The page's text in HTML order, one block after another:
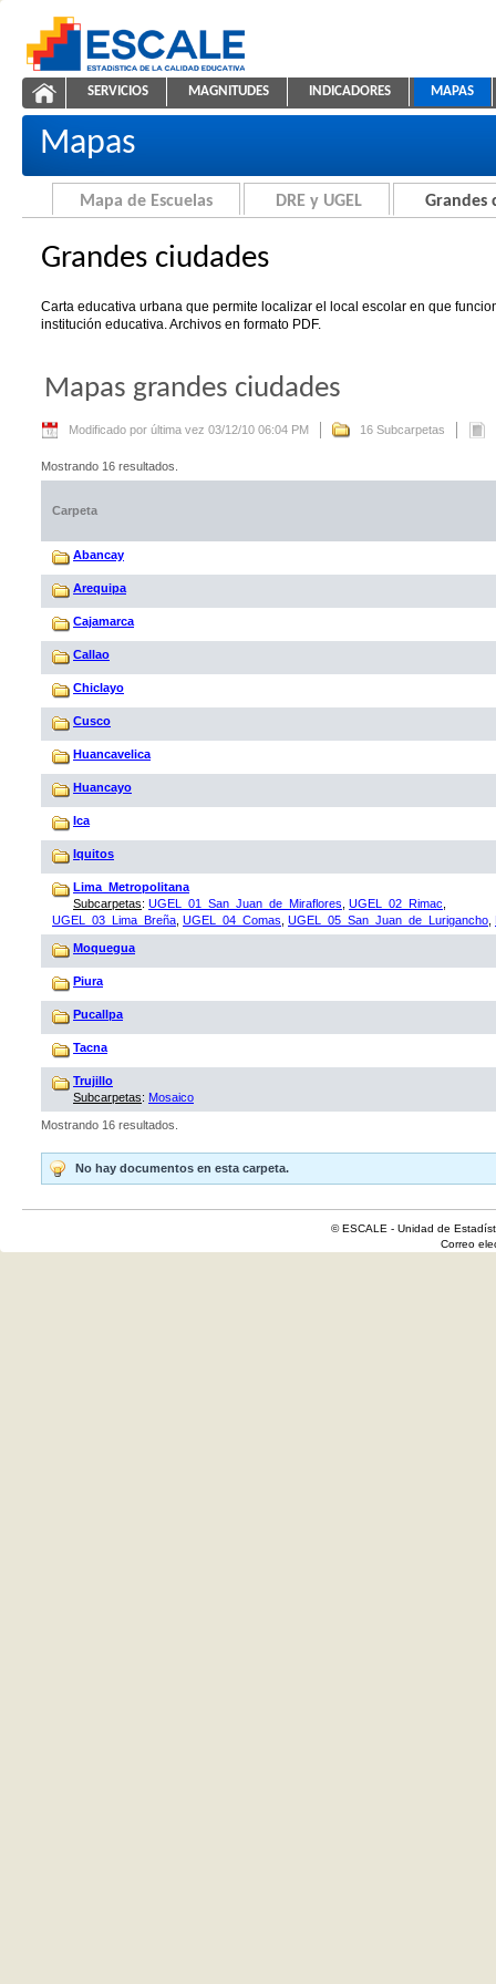
ESCALE - Unidad de Estadística Educativa
Grandes ciudades
NAVEGACIÓN
SERVICIOS MAGNITUDES INDICADORES MAPAS
Mapas
Mapa de Escuelas DRE y UGEL Grandes
Grandes ciudades
Carta educativa urbana que permite localizar el local escolar en que
institución educativa. Archivos en formato PDF.
Mapas grandes ciudades
Modificado por última vez 03/12/10 06:04 PM 16 Subcarpetas
Mostrando 16 resultados.
Carpeta
Abancay
Arequipa
Cajamarca
Callao
Chiclayo
Cusco
Huancavelica
Huancayo
Ica
Iquitos
Lima_Metropolitana
Subcarpetas: UGEL_01_San_Juan_de_Miraflores UGEL_02_Rimac
UGEL_03_Lima_Breña UGEL_04_Comas UGEL_05_San_Juan_de_Lurigancho
Moquegua
Piura
Pucallpa
Tacna
Trujillo
Subcarpetas: Mosaico
Mostrando 16 resultados.
No hay documentos en esta carpeta.
© ESCALE - Unidad de
Correo